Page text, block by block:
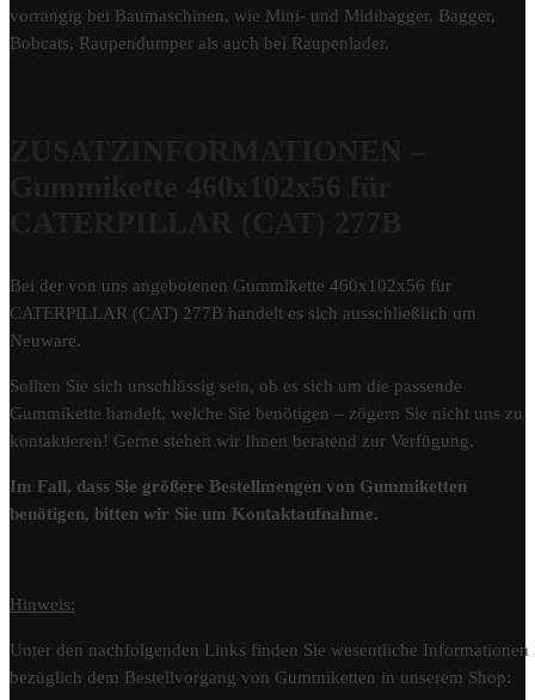
vorrangig bei Baumaschinen, wie Mini- und Midibagger, Bagger,
Bobcats, Raupendumper als auch bei Raupenlader.
Bei der von uns angebotenen Gummikette 460x102x56 für
CATERPILLAR (CAT) 277B handelt es sich ausschließlich um
Neuware.
Sollten Sie sich unschlüssig sein, ob es sich um die passende
Gummikette handelt, welche Sie benötigen – zögern Sie nicht uns zu
kontaktieren! Gerne stehen wir Ihnen beratend zur Verfügung.
Im Fall, dass Sie größere Bestellmengen von Gummiketten
benötigen, bitten wir Sie um Kontaktaufnahme.
Hinweis:
Unter den nachfolgenden Links finden Sie wesentliche Informationen
bezüglich dem Bestellvorgang von Gummiketten in unserem Shop: